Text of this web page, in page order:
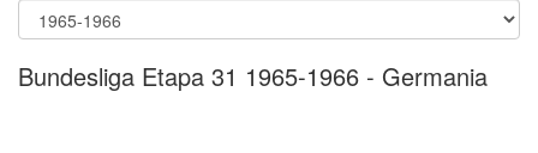
Bundesliga Etapa 31 1965-1966 - Germania